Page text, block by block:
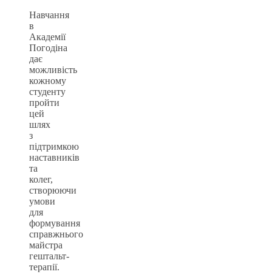
Навчання
в
Академії
Погодіна
дає
можливість
кожному
студенту
пройти
цей
шлях
з
підтримкою
наставників
та
колег,
створюючи
умови
для
формування
справжнього
майстра
гештальт-
терапії.